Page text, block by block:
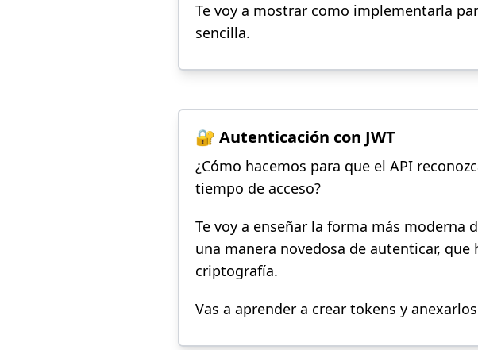
Te voy a mostrar como implementarla
sencilla.
🔐 Autenticación con JWT
¿Cómo hacemos para que el API
tiempo de acceso?
Te voy a enseñar la forma más moderna
una manera novedosa de autenticar,
criptografía.
Vas a aprender a crear tokens y